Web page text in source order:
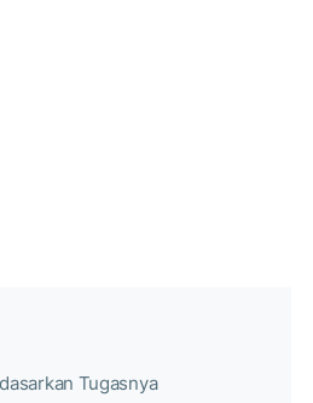
Tugasnya